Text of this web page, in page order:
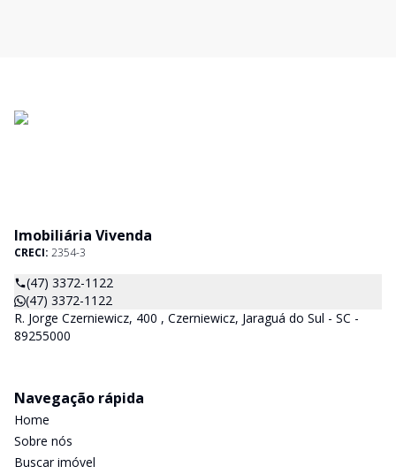
Imobiliária Vivenda
CRECI: 2354-3
(47) 3372-1122
(47) 3372-1122
R. Jorge Czerniewicz, 400 , Czerniewicz, Jaraguá do Sul - SC -
89255000
Navegação rápida
Home
Sobre nós
Buscar imóvel